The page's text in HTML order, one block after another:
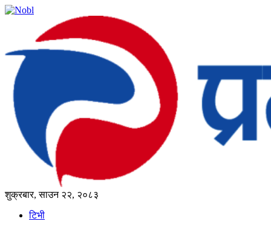
शुक्रबार, साउन २२, २०८३
टिभी